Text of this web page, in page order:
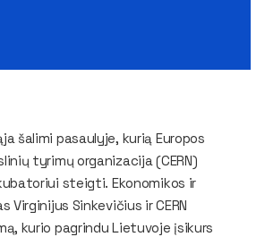
šalimi pasaulyje, kurią Europos
tyrimų organizacija (CERN)
steigti. Ekonomikos ir
Virginijus Sinkevičius ir CERN
kurio pagrindu Lietuvoje įsikurs